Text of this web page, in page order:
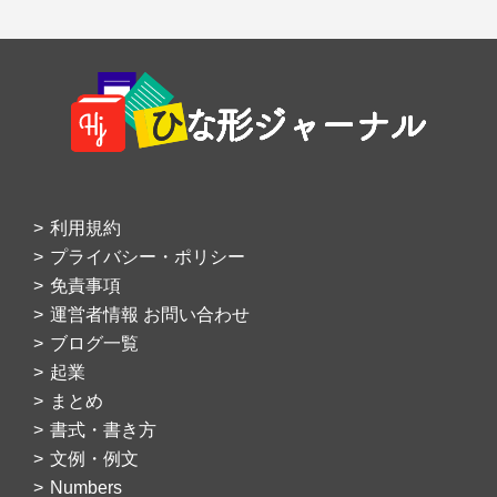
Footer
利用規約
プライバシー・ポリシー
免責事項
運営者情報 お問い合わせ
ブログ一覧
起業
まとめ
書式・書き方
文例・例文
Numbers